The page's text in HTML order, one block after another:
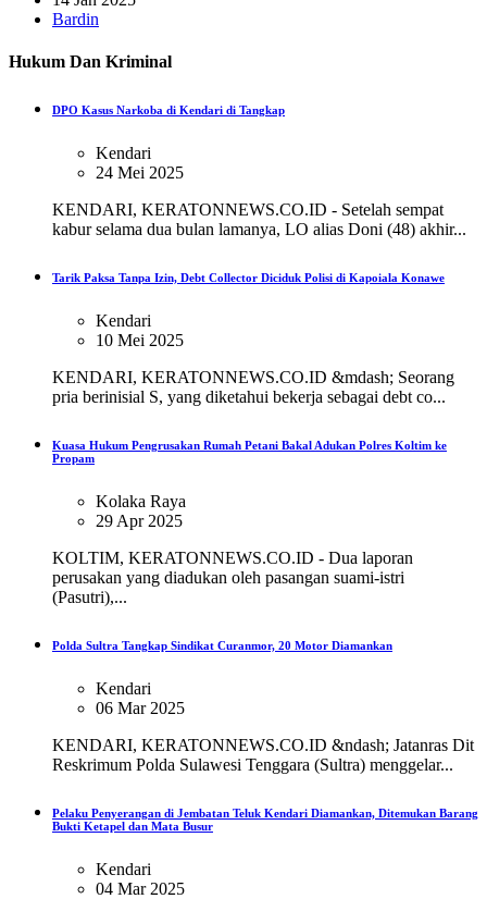
Bardin
Hukum Dan Kriminal
DPO Kasus Narkoba di Kendari di Tangkap
Kendari
24 Mei 2025
KENDARI, KERATONNEWS.CO.ID - Setelah sempat
kabur selama dua bulan lamanya, LO alias Doni (48) akhir...
Tarik Paksa Tanpa Izin, Debt Collector Diciduk Polisi di Kapoiala Konawe
Kendari
10 Mei 2025
KENDARI, KERATONNEWS.CO.ID &mdash; Seorang
pria berinisial S, yang diketahui bekerja sebagai debt co...
Kuasa Hukum Pengrusakan Rumah Petani Bakal Adukan Polres Koltim ke
Propam
Kolaka Raya
29 Apr 2025
KOLTIM, KERATONNEWS.CO.ID - Dua laporan
perusakan yang diadukan oleh pasangan suami-istri
(Pasutri),...
Polda Sultra Tangkap Sindikat Curanmor, 20 Motor Diamankan
Kendari
06 Mar 2025
KENDARI, KERATONNEWS.CO.ID &ndash; Jatanras Dit
Reskrimum Polda Sulawesi Tenggara (Sultra) menggelar...
Pelaku Penyerangan di Jembatan Teluk Kendari Diamankan, Ditemukan Barang
Bukti Ketapel dan Mata Busur
Kendari
04 Mar 2025